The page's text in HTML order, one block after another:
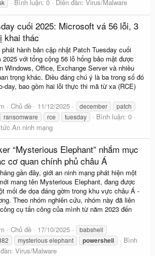
Bình luận: 0 Diễn đàn: Virus/Malware
cuối 2025: Microsoft vá 56 lỗi, 3
khai thác
hành bản cập nhật Patch Tuesday cuối
2025 với tổng cộng 56 lỗ hổng bảo mật được
Windows, Office, Exchange Server và nhiều
trọng khác. Điều đáng chú ý là ba trong số đó
day, bao gồm hai lỗi thực thi mã từ xa (RCE)
Chủ đề 11/12/2025 december patch
ransomware rce tuesday
Bình luận: 0
An ninh mạng
“Mysterious Elephant” nhắm mục
cơ quan chính phủ châu Á
gần đây, giới an ninh mạng phát hiện một
mang tên Mysterious Elephant, đang được
mối đe dọa đáng gờm trong khu vực châu Á -
Theo nhóm nghiên cứu, nhóm này đã liên
cụ tấn công của mình từ năm 2023 đến
Chủ đề 17/10/2025
babshell
mysterious elephant powershell
Bình
Virus/Malware